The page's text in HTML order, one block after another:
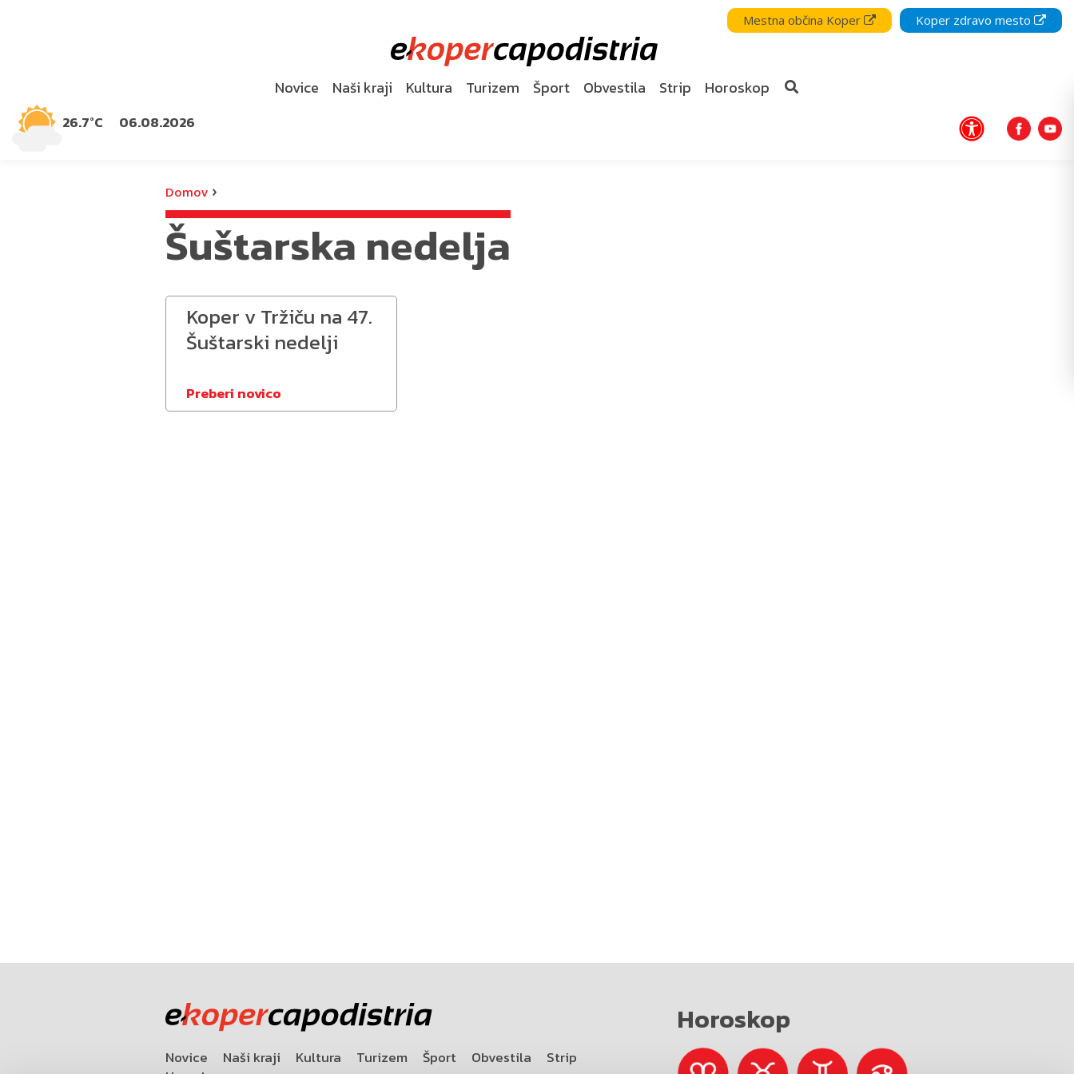
Mestna občina Koper Koper zdravo mesto
26.7°C 06.08.2026
Novice Naši kraji Kultura Turizem Šport Obvestila Strip Horoskop
Domov ›
Šuštarska nedelja
Koper v Tržiču na 47.
Šuštarski nedelji
Preberi novico
Novice Naši kraji Kultura Turizem Šport Obvestila
Strip
Horoskop